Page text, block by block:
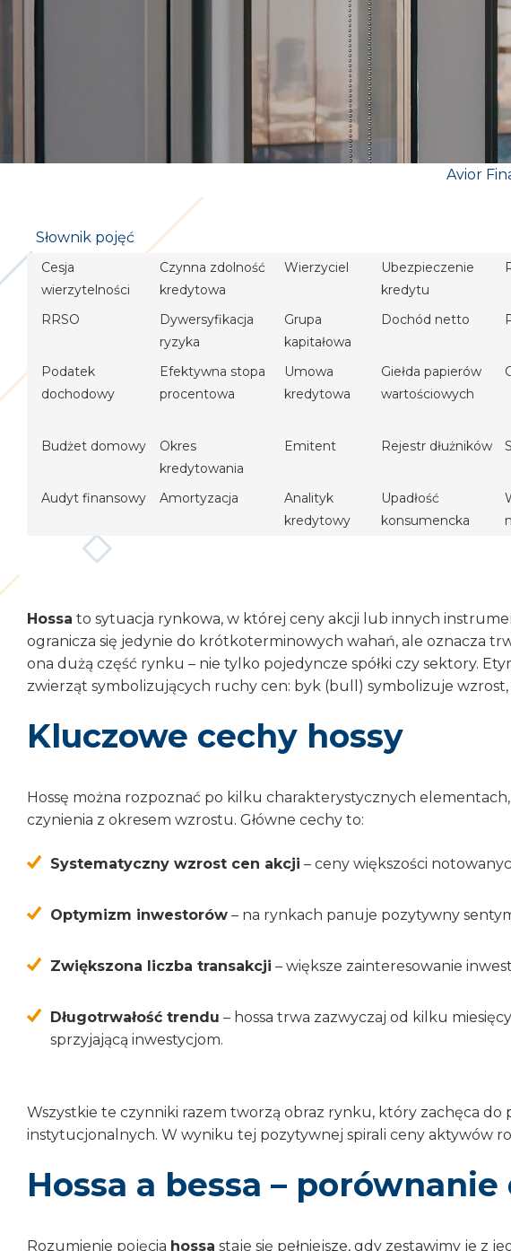
Avior
Słownik pojęć
Cesja
wierzytelności
Czynna zdolność
kredytowa
Wierzyciel
Ubezpieczenie
kredytu
RRSO
Dywersyfikacja
ryzyka
Grupa
kapitałowa
Dochód netto
Podatek
dochodowy
Efektywna stopa
procentowa
Umowa
kredytowa
Giełda papierów
wartościowych
Budżet domowy
Okres
kredytowania
Emitent Rejestr dłużników
Audyt finansowy Amortyzacja
Analityk
kredytowy
Upadłość
konsumencka
Hossa to sytuacja rynkowa, w której ceny akcji lub innych
ogranicza się jedynie do krótkoterminowych wahań, ale oznacza
ona dużą część rynku – nie tylko pojedyncze spółki czy sektory.
zwierząt symbolizujących ruchy cen: byk (bull) symbolizuje
Kluczowe cechy hossy
Hossę można rozpoznać po kilku charakterystycznych
czynienia z okresem wzrostu. Główne cechy to:
Systematyczny wzrost cen akcji – ceny większości
Optymizm inwestorów– na rynkach panuje pozytywny
Zwiększona liczba transakcji – większe zainteresowanie
Długotrwałość trendu – hossa trwa zazwyczaj od kilku
sprzyjającą inwestycjom.
Wszystkie te czynniki razem tworzą obraz rynku, który zachęca
instytucjonalnych. W wyniku tej pozytywnej spirali ceny aktywów
Hossa a bessa –
Rozumienie pojęcia hossa staje się pełniejsze, gdy zestawimy je z